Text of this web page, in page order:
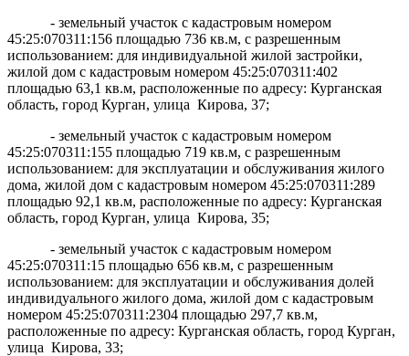
- земельный участок с кадастровым номером
45:25:070311:156 площадью 736 кв.м, с разрешенным
использованием: для индивидуальной жилой застройки,
жилой дом с кадастровым номером 45:25:070311:402
площадью 63,1 кв.м, расположенные по адресу: Курганская
область, город Курган, улица Кирова, 37;
- земельный участок с кадастровым номером
45:25:070311:155 площадью 719 кв.м, с разрешенным
использованием: для эксплуатации и обслуживания жилого
дома, жилой дом с кадастровым номером 45:25:070311:289
площадью 92,1 кв.м, расположенные по адресу: Курганская
область, город Курган, улица Кирова, 35;
- земельный участок с кадастровым номером
45:25:070311:15 площадью 656 кв.м, с разрешенным
использованием: для эксплуатации и обслуживания долей
индивидуального жилого дома, жилой дом с кадастровым
номером 45:25:070311:2304 площадью 297,7 кв.м,
расположенные по адресу: Курганская область, город Курган,
улица Кирова, 33;